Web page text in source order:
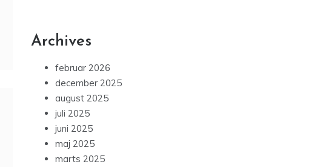
Archives
februar 2026
december 2025
august 2025
juli 2025
juni 2025
maj 2025
marts 2025